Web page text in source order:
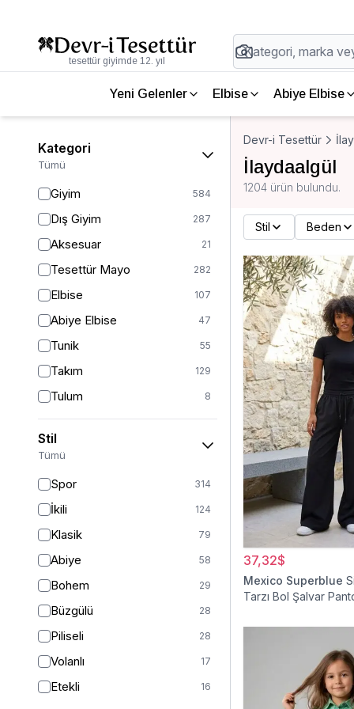
tesettür giyimde 12. yıl
Yeni Gelenler Elbise Abiye Elbise
Kategori
Tümü
Giyim 584
Dış Giyim 287
Aksesuar 21
Tesettür Mayo 282
Elbise 107
Abiye Elbise 47
Tunik 55
Takım 129
Tulum 8
Pantolon 151
Etek 19
Stil
Tümü
Spor 314
İkili 124
Klasik 79
Abiye 58
Bohem 29
Büzgülü 28
Piliseli 28
Volanlı 17
Etekli 16
Devr-i Tesettür
İlaydaalgül
1204 ürün bulundu.
Stil Beden
37,32$
Mexico Superblue
Tarzı Bol Şalvar